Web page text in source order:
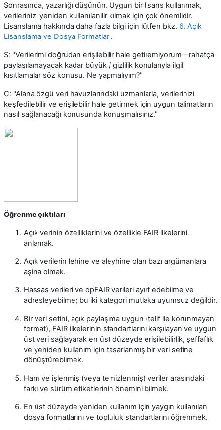
Sonrasında, yazarlığı düşünün. Uygun bir lisans kullanmak,
verilerinizi yeniden kullanılanilir kılmak için çok önemlidir.
Lisanslama hakkında daha fazla bilgi için lütfen bkz. 6. Açık
Lisanslama ve Dosya Formatları.
S: "Verilerimi doğrudan erişilebilir hale getiremiyorum—rahatça
paylaşılamayacak kadar büyük / gizlilik konularıyla ilgili
kısıtlamalar söz konusu. Ne yapmalıyım?"
C: "Alana özgü veri havuzlarındaki uzmanlarla, verilerinizi
keşfedilebilir ve erişilebilir hale getirmek için uygun talimatların
nasıl sağlanacağı konusunda konuşmalısınız."
Öğrenme çıktıları
Açık verinin özelliklerini ve özellikle FAIR ilkelerini
anlamak.
Açık verilerin lehine ve aleyhine olan bazı argümanlara
aşina olmak.
Hassas verileri ve opFAIR verileri ayırt edebilme ve
adresleyebilme; bu iki kategori mutlaka uyumsuz değildir.
Bir veri setini, açık paylaşıma uygun (telif ile korunmayan
format), FAIR ilkelerinin standartlarını karşılayan ve uygun
üst veri sağlayarak en üst düzeyde erişilebilirlik, şeffaflık
ve yeniden kullanım için tasarlanmış bir veri setine
dönüştürebilmek.
Ham ve işlenmiş (veya temizlenmiş) veriler arasındaki
farkı ve sürüm etiketlerinin önemini bilmek.
En üst düzeyde yeniden kullanım için yaygın kullanılan
dosya formatlarını ve topluluk standartlarını öğrenmek.